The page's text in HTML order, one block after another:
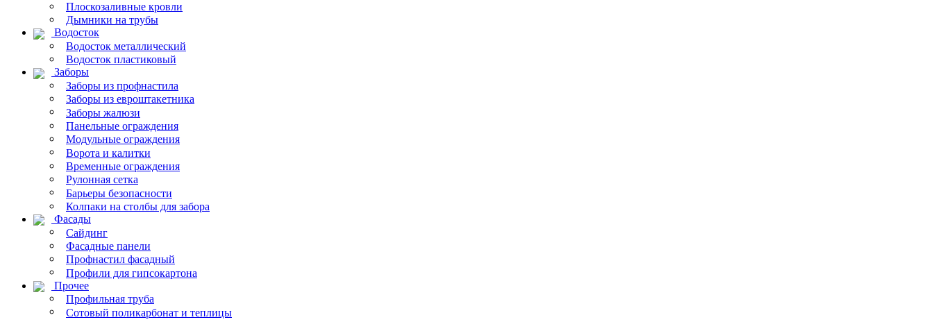
Плоскозаливные кровли
Дымники на трубы
Водосток
Водосток металлический
Водосток пластиковый
Заборы
Заборы из профнастила
Заборы из евроштакетника
Заборы жалюзи
Панельные ограждения
Модульные ограждения
Ворота и калитки
Временные ограждения
Рулонная сетка
Барьеры безопасности
Колпаки на столбы для забора
Фасады
Сайдинг
Фасадные панели
Профнастил фасадный
Профили для гипсокартона
Прочее
Профильная труба
Сотовый поликарбонат и теплицы